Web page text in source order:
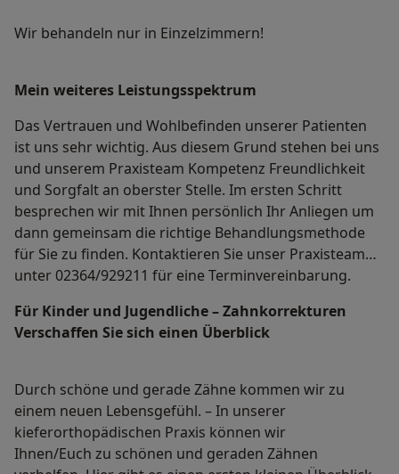
Wir behandeln nur in Einzelzimmern!
Mein weiteres Leistungs­spektrum
Das Vertrauen und Wohlbefinden unserer Patienten
ist uns sehr wichtig. Aus diesem Grund stehen bei uns
und unserem Praxisteam Kompetenz Freundlichkeit
und Sorgfalt an oberster Stelle. Im ersten Schritt
besprechen wir mit Ihnen persönlich Ihr Anliegen um
dann gemeinsam die richtige Behandlungsmethode
für Sie zu finden. Kontaktieren Sie unser Praxisteam
unter 02364/929211 für eine Terminvereinbarung.
Für Kinder und Jugendliche – Zahnkorrekturen
Verschaffen Sie sich einen Überblick
Durch schöne und gerade Zähne kommen wir zu
einem neuen Lebensgefühl. – In unserer
kieferorthopädischen Praxis können wir
Ihnen/Euch zu schönen und geraden Zähnen